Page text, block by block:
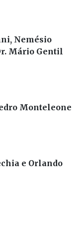
Nemésio
Mário Gentil
Monteleone
e Orlando